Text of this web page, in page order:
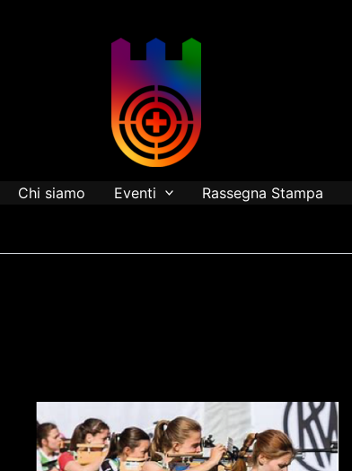
Chi siamo Eventi Rassegna Stampa